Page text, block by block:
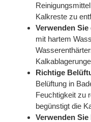
Kalkreste zu
Verwenden
mit hartem
Richtige
Belüftung in
Feuchtigkeit zu
begünstigt die
Verwenden